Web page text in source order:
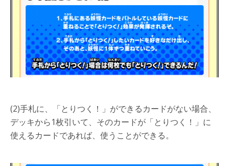
(2)手札に、「とりつく！」ができるカードがない場合、
デッキから1枚引いて、そのカードが「とりつく！」に
使えるカードであれば、使うことができる。